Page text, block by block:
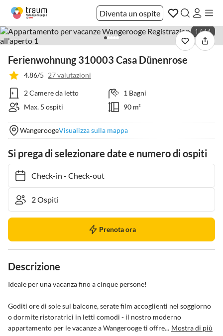
Diventa un ospite
1 / 44
Ferienwohnung 310003 Casa Dünenrose
4.86/5 27 valutazioni
2 Camere da letto
1 Bagni
Max. 5 ospiti
90 m²
WangeroogeVisualizza sulla mappa
Si prega di selezionare date e numero di ospiti
Check-in- Check-out
Prenota ora
Descrizione
Ideale per una vacanza fino a cinque persone!
Goditi ore di sole sul balcone, serate film accoglienti nel soggiorno
o dormite ristoratrici in letti comodi - il nostro moderno
appartamento per le vacanze a Wangerooge ti offre... Mostra di più